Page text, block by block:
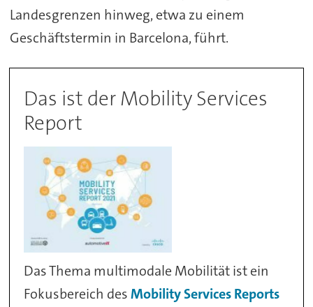
Landesgrenzen hinweg, etwa zu einem
Geschäftstermin in Barcelona, führt.
Das ist der Mobility Services
Report
Das Thema multimodale Mobilität ist ein
Fokusbereich desMobility Services Reports